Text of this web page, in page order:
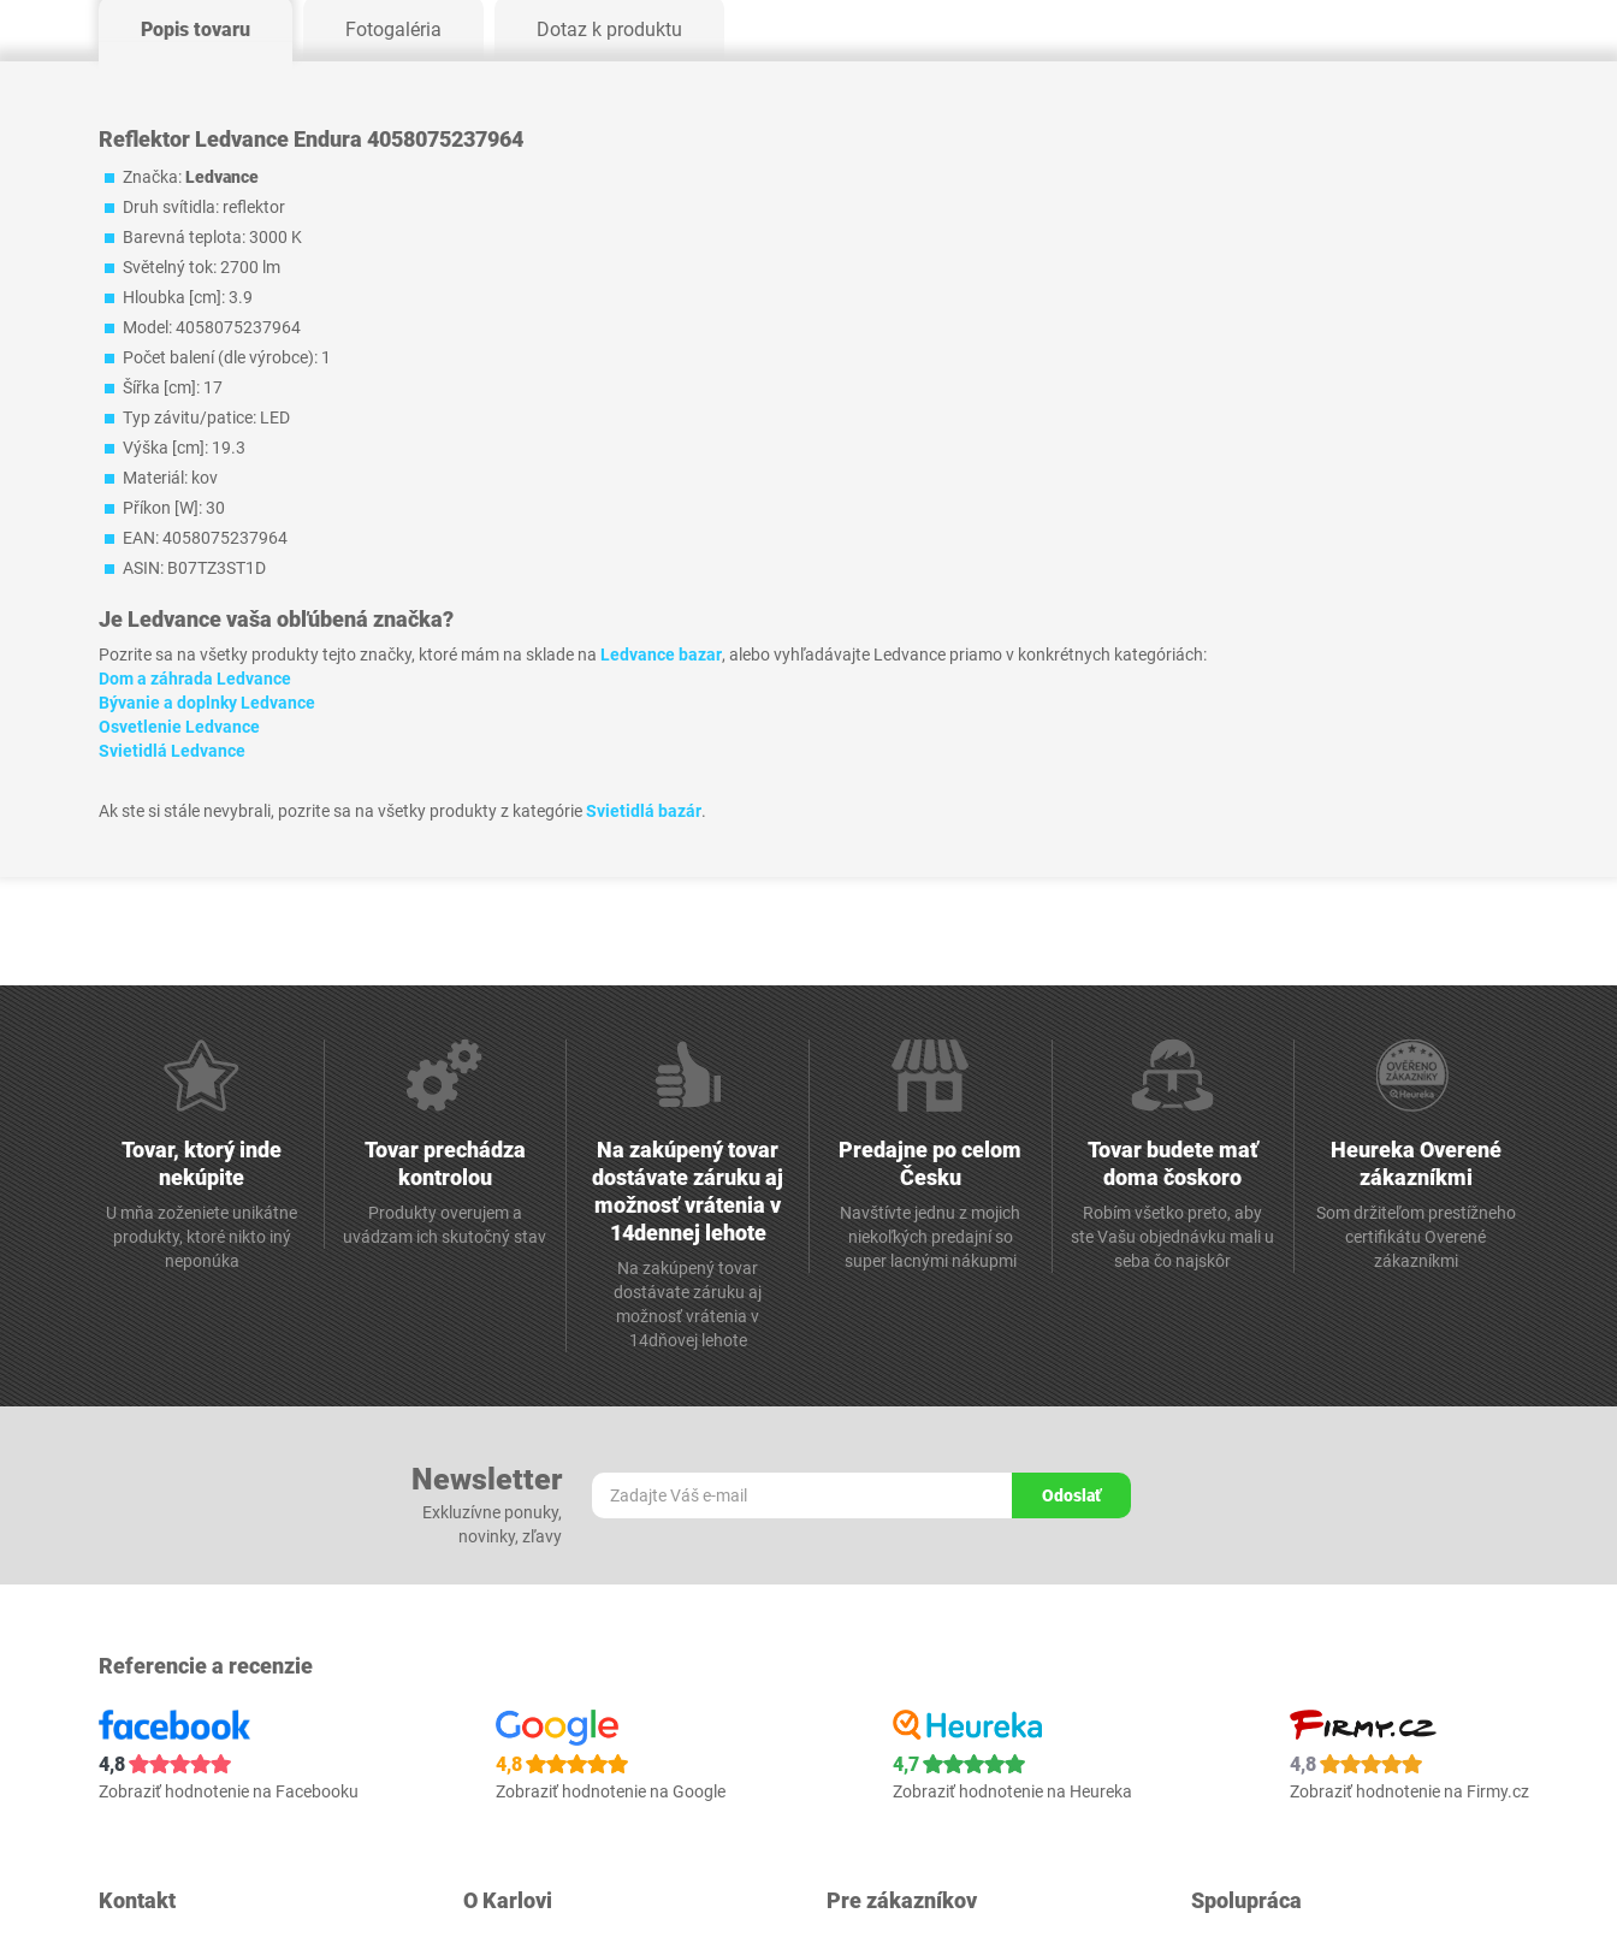
Popis tovaru Fotogaléria Dotaz k produktu
Reflektor Ledvance Endura 4058075237964
Značka:Ledvance
Druh svítidla: reflektor
Barevná teplota: 3000 K
Světelný tok: 2700 lm
Hloubka [cm]: 3.9
Model: 4058075237964
Počet balení (dle výrobce): 1
Šířka [cm]: 17
Typ závitu/patice: LED
Výška [cm]: 19.3
Materiál: kov
Příkon [W]: 30
EAN: 4058075237964
ASIN: B07TZ3ST1D
Je Ledvancevaša obľúbená značka?
Pozrite sa na všetky produkty tejto značky, ktoré mám na sklade na Ledvance bazar, alebo vyhľadávajte Ledvance priamo v konkrétnych kategóriách:
Dom a záhrada Ledvance
Bývanie a doplnky Ledvance
Osvetlenie Ledvance
Svietidlá Ledvance
Ak ste si stále nevybrali, pozrite sa na všetky produkty z kategórieSvietidlá bazár.
Tovar, ktorý inde
nekúpite
U mňa zoženiete unikátne
produkty, ktoré nikto iný
neponúka
Tovar prechádza
kontrolou
Produkty overujem a
uvádzam ich skutočný stav
Na zakúpený tovar
dostávate záruku aj
možnosť vrátenia v
14dennej lehote
Na zakúpený tovar
dostávate záruku aj
možnosť vrátenia v
14dňovej lehote
Predajne po celom
Česku
Navštívte jednu z mojich
niekoľkých predajní so
super lacnými nákupmi
Tovar budete mať
doma čoskoro
Robím všetko preto, aby
ste Vašu objednávku mali u
seba čo najskôr
Heureka Overené
zákazníkmi
Som držiteľom prestížneho
certifikátu Overené
zákazníkmi
Newsletter
Exkluzívne ponuky,
novinky, zľavy
Odoslať
Referencie a recenzie
4,8
Zobraziť hodnotenie na Facebooku
4,8
Zobraziť hodnotenie na Google
4,7
Zobraziť hodnotenie na Heureka
4,8
Zobraziť hodnotenie na Firmy.cz
Kontakt O Karlovi Pre zákazníkov Spolupráca